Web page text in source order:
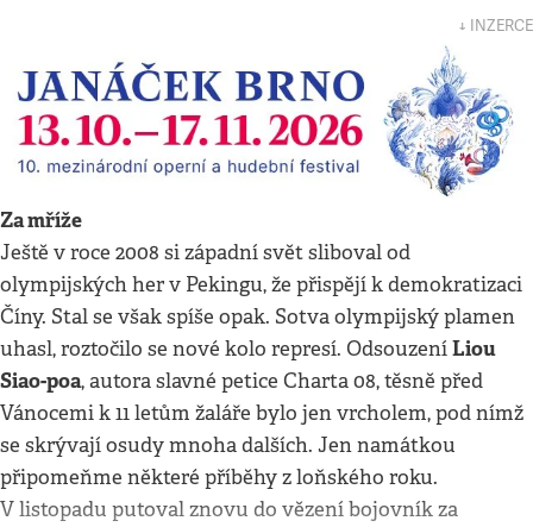
↓ INZERCE
Za mříže
Ještě v roce 2008 si západní svět sliboval od
olympijských her v Pekingu, že přispějí k demokratizaci
Číny. Stal se však spíše opak. Sotva olympijský plamen
uhasl, roztočilo se nové kolo represí. OdsouzeníLiou
Siao-poa, autora slavné petice Charta 08, těsně před
Vánocemi k 11 letům žaláře bylo jen vrcholem, pod nímž
se skrývají osudy mnoha dalších. Jen namátkou
připomeňme některé příběhy z loňského roku.
V listopadu putoval znovu do vězení bojovník za